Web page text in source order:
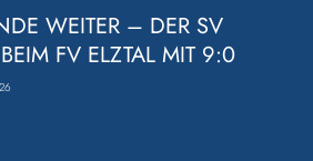
WEITER – DER SV
FV ELZTAL MIT 9:0